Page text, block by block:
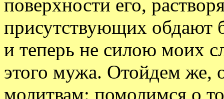
поверхности его,
присутствующих обдают
и теперь не силою моих
этого мужа. Отойдем же,
молитвам: помолимся о